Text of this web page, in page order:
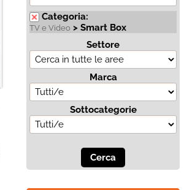
Categoria:
TV e Video > Smart Box
Settore
Marca
Sottocategorie